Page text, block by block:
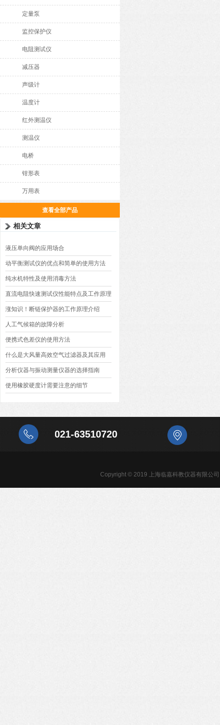
定量泵
监控保护仪
电阻测试仪
减压器
声级计
温度计
红外测温仪
测温仪
电桥
钳形表
万用表
查看全部产品
相关文章
液压单向阀的应用场合
动平衡测试仪的优点和简单的使用方法
纯水机特性及使用消毒方法
直流电阻快速测试仪性能特点及工作原理
涨知识！断链保护器的工作原理介绍
人工气候箱的故障分析
便携式色差仪的使用方法
什么是大风量高效空气过滤器及其应用
分析仪器与振动测量仪器的选择指南
使用橡胶硬度计需要注意的细节
021-63510720
Copyright © 2019 上海临嘉科教仪器有限公